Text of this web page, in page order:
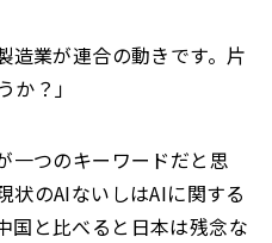
造業が連合の動きです。片
？」
一つのキーワードだと思
状のAIないしはAIに関する
国と比べると日本は残念な